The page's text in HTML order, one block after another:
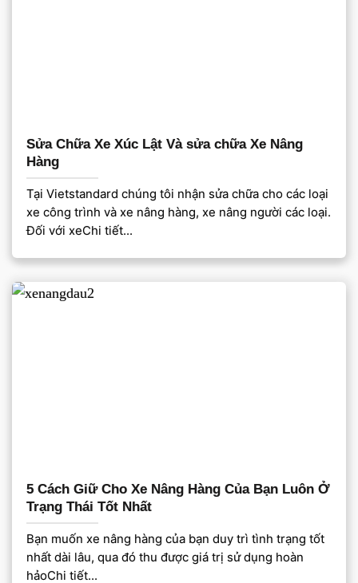
Sửa Chữa Xe Xúc Lật Và sửa chữa Xe Nâng
Hàng
Tại Vietstandard chúng tôi nhận sửa chữa cho các loại
xe công trình và xe nâng hàng, xe nâng người các loại.
Đối với xeChi tiết...
5 Cách Giữ Cho Xe Nâng Hàng Của Bạn Luôn Ở
Trạng Thái Tốt Nhất
Bạn muốn xe nâng hàng của bạn duy trì tình trạng tốt
nhất dài lâu, qua đó thu được giá trị sử dụng hoàn
hảoChi tiết...